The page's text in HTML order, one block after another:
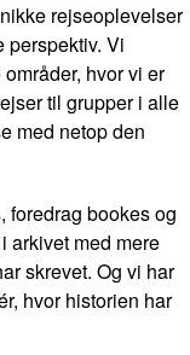
rejseoplevelser
perspektiv. Vi
hvor vi er
til grupper i alle
med netop den
foredrag bookes og
arkivet med mere
skrevet. Og vi har
hvor historien har